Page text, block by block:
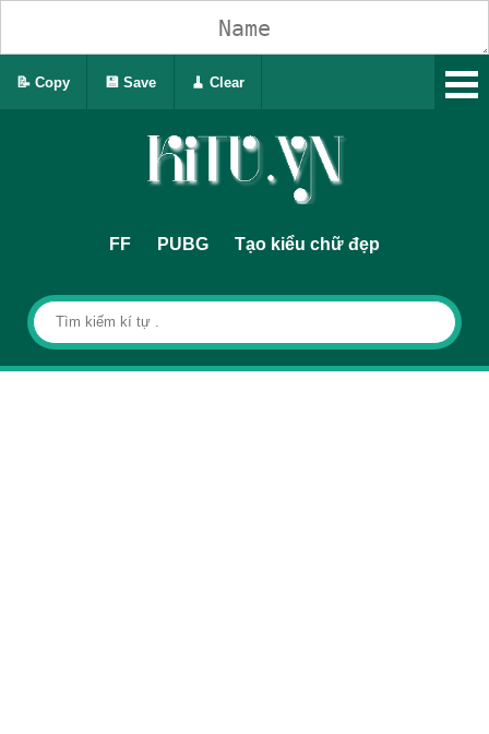
FF PUBG Tạo kiểu chữ đẹp
📝 Copy 💾 Save 🧹 Clear